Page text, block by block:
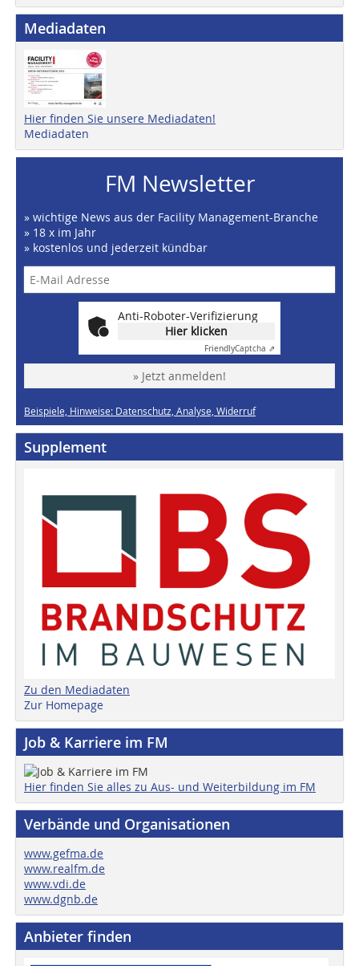
Mediadaten
Hier finden Sie unsere Mediadaten!
Mediadaten
FM Newsletter
» wichtige News aus der Facility Management-Branche
» 18 x im Jahr
» kostenlos und jederzeit kündbar
Anti-Roboter-Verifizierung
Hier klicken
FriendlyCaptcha ⇗
» Jetzt anmelden!
Beispiele, Hinweise: Datenschutz, Analyse, Widerruf
Supplement
Zu den Mediadaten
Zur Homepage
Job & Karriere im FM
Hier finden Sie alles zu Aus- und Weiterbildung im FM
Verbände und Organisationen
www.gefma.de
www.realfm.de
www.vdi.de
www.dgnb.de
Anbieter finden